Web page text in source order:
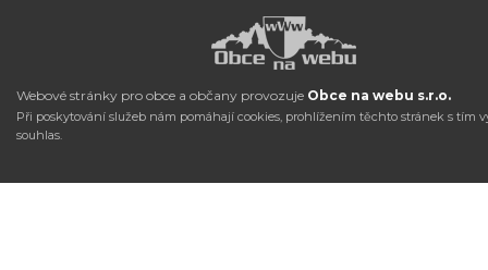
Webové stránky pro obce a občany provozuje Obce na webu s.r.o.
Při poskytování služeb nám pomáhají cookies, prohlížením těchto stránek s tím
souhlas.